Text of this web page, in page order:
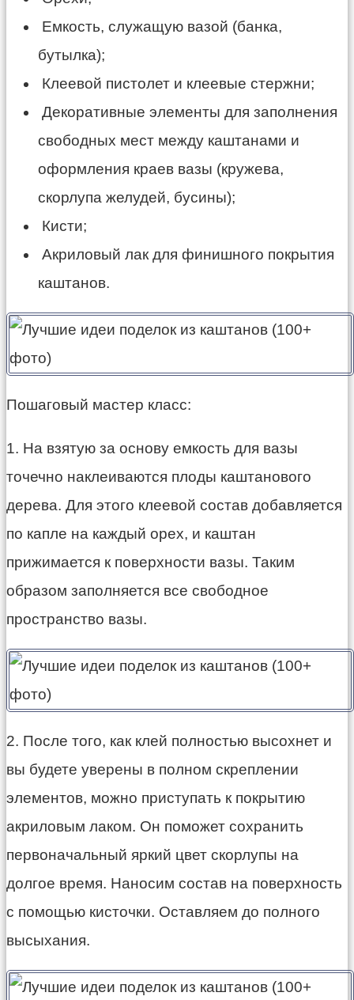
Емкость, служащую вазой (банка,
бутылка);
Клеевой пистолет и клеевые стержни;
Декоративные элементы для заполнения
свободных мест между каштанами и
оформления краев вазы (кружева,
скорлупа желудей, бусины);
Кисти;
Акриловый лак для финишного покрытия
каштанов.
Пошаговый мастер класс:
1. На взятую за основу емкость для вазы
точечно наклеиваются плоды каштанового
дерева. Для этого клеевой состав добавляется
по капле на каждый орех, и каштан
прижимается к поверхности вазы. Таким
образом заполняется все свободное
пространство вазы.
2. После того, как клей полностью высохнет и
вы будете уверены в полном скреплении
элементов, можно приступать к покрытию
акриловым лаком. Он поможет сохранить
первоначальный яркий цвет скорлупы на
долгое время. Наносим состав на поверхность
с помощью кисточки. Оставляем до полного
высыхания.